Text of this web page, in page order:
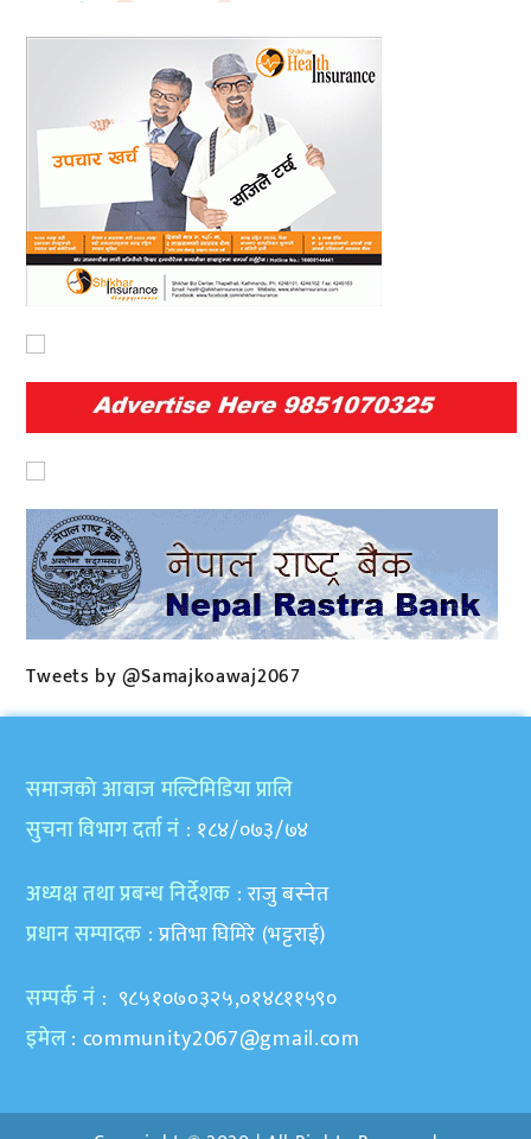
Tweets by @Samajkoawaj2067
समाजकाे आवाज मल्टिमिडिया प्रालि
सुचना विभाग दर्ता नं : १८४/०७३/७४
अध्यक्ष तथा प्रबन्ध निर्देशक : राजु बस्नेत
प्रधान सम्पादक : प्रतिभा घिमिरे (भट्टराई)
सम्पर्क नं : ९८५१०७०३२५,०१४८११५९०
इमेल: community2067@gmail.com